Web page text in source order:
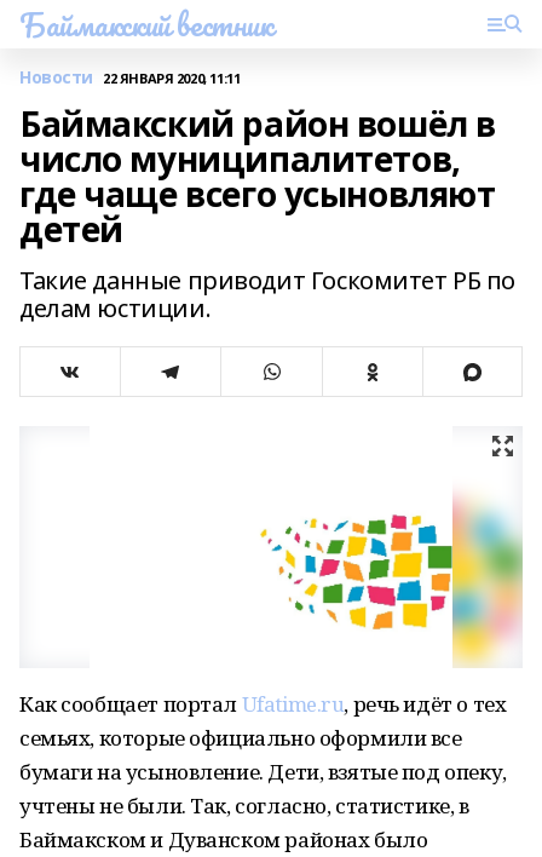
Баймакский вестник
Новости 22 ЯНВАРЯ 2020, 11:11
Баймакский район вошёл в
число муниципалитетов,
где чаще всего усыновляют
детей
Такие данные приводит Госкомитет РБ по
делам юстиции.
Как сообщает порталUfatime.ru, речь идёт о тех
семьях, которые официально оформили все
бумаги на усыновление. Дети, взятые под опеку,
учтены не были. Так, согласно, статистике, в
Баймакском и Дуванском районах было